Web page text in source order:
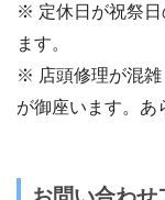
※ 定休日が祝祭日
ます。
※ 店頭修理が混雑
が御座います。あ